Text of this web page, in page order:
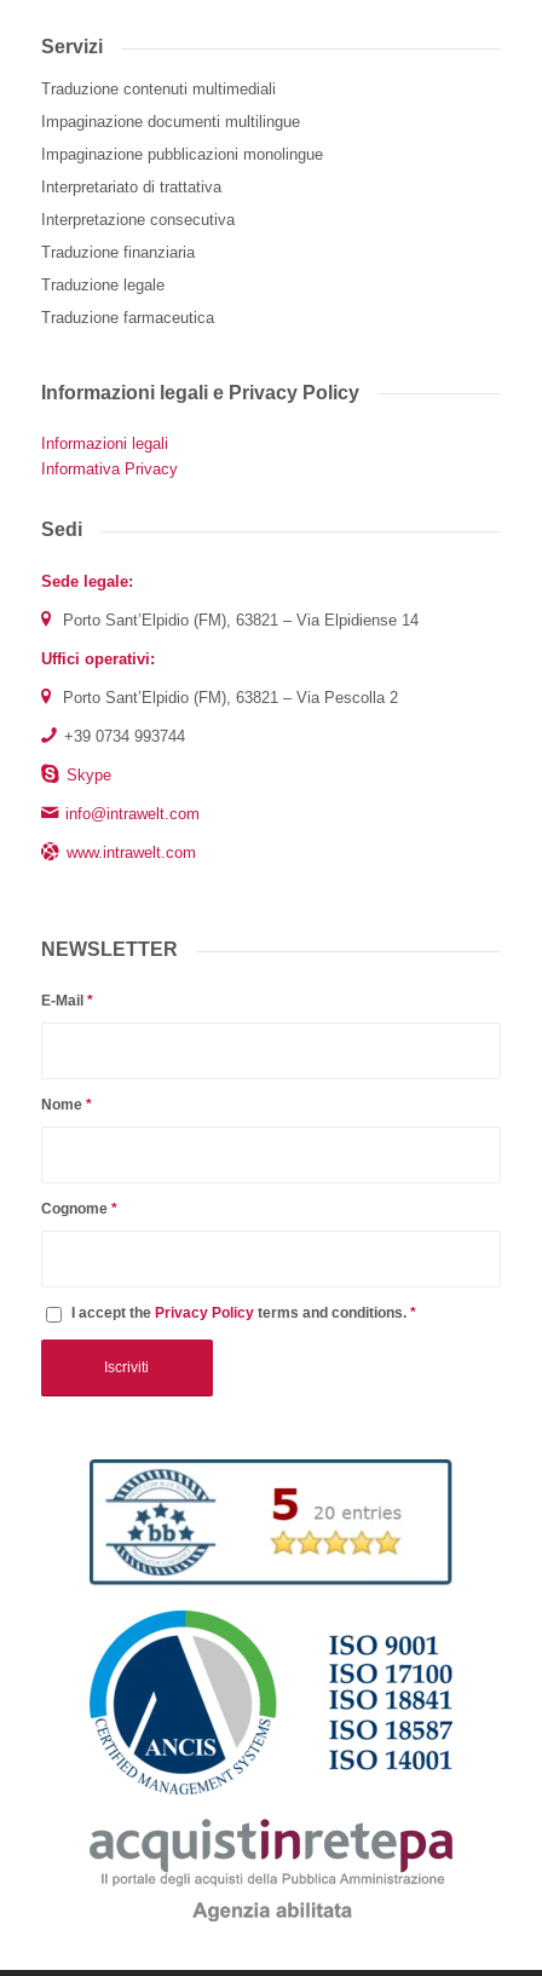
Servizi
Traduzione contenuti multimediali
Impaginazione documenti multilingue
Impaginazione pubblicazioni monolingue
Interpretariato di trattativa
Interpretazione consecutiva
Traduzione finanziaria
Traduzione legale
Traduzione farmaceutica
Informazioni legali e Privacy Policy
Informazioni legali
Informativa Privacy
Sedi
Sede legale:
Porto Sant’Elpidio (FM), 63821 – Via Elpidiense 14
Uffici operativi:
Porto Sant’Elpidio (FM), 63821 – Via Pescolla 2
+39 0734 993744
Skype
info@intrawelt.com
www.intrawelt.com
NEWSLETTER
E-Mail *
Nome *
Cognome *
I accept the Privacy Policyterms and conditions. *